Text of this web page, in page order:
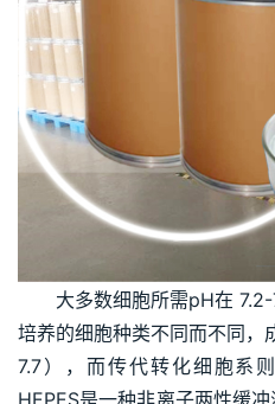
大多数细胞所需pH在
培养的细胞种类不同而不同
7.7），而传代转化细胞系